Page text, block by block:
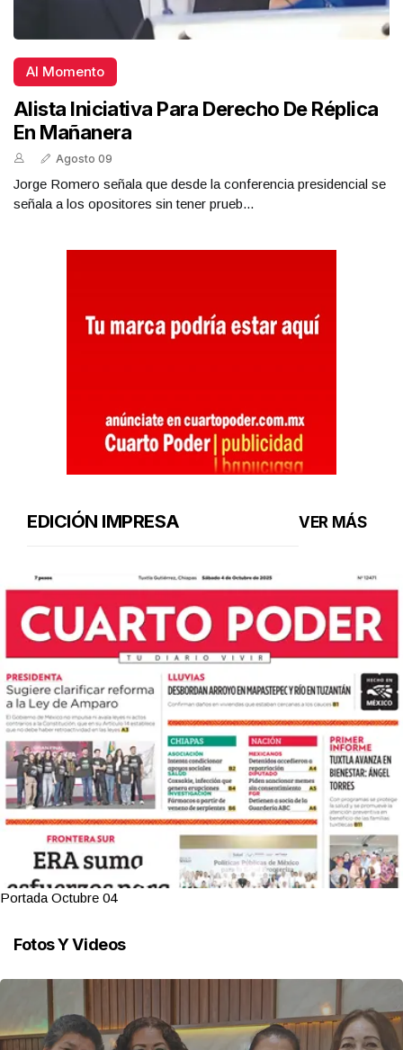
Al Momento
Alista Iniciativa Para Derecho De Réplica
En Mañanera
Agosto 09
Jorge Romero señala que desde la conferencia presidencial se
señala a los opositores sin tener prueb...
EDICIÓN IMPRESA VER MÁS
04
Fotos Y Videos